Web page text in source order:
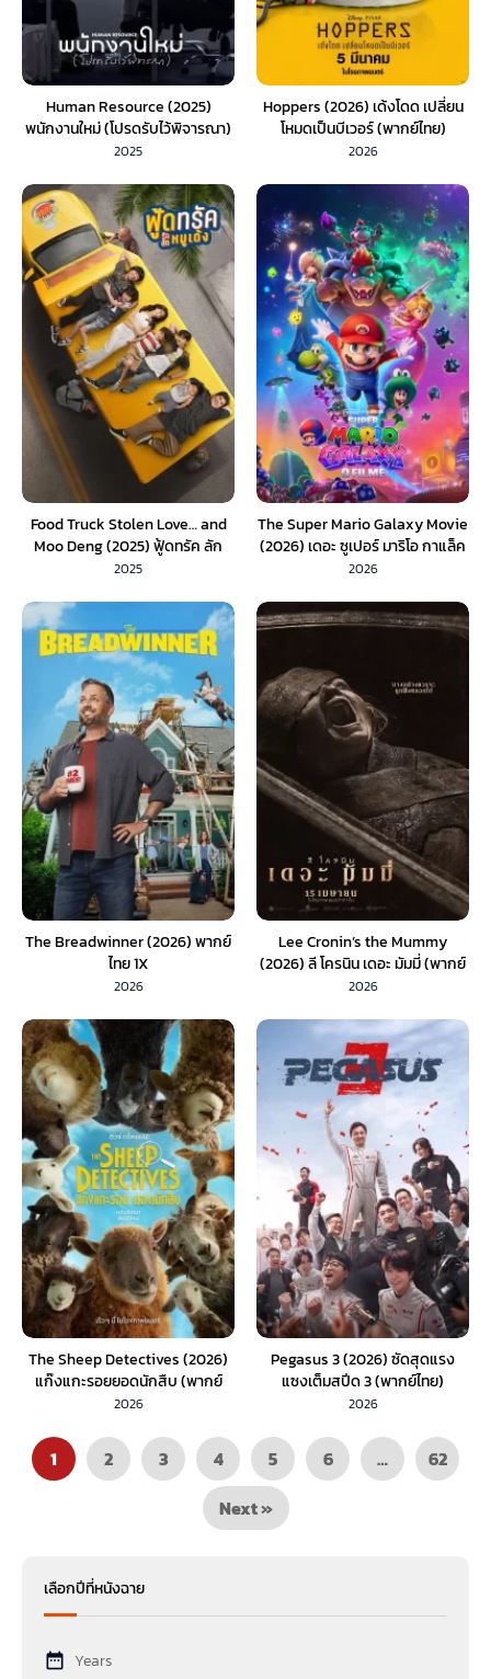
Human Resource (2025)
พนักงานใหม่ (โปรดรับไว้พิจารณา)
2025
Hoppers (2026) เด้งโดด เปลี่ยน
โหมดเป็นบีเวอร์ (พากย์ไทย)
2026
Food Truck Stolen Love… and
Moo Deng (2025) ฟู้ดทรัค ลัก
(รัก) หมูเด้ง
2025
The Super Mario Galaxy Movie
(2026) เดอะ ซูเปอร์ มาริโอ กาแล็ค
ซี่ มูฟวี่ (พากย์ไทย)
2026
The Breadwinner (2026) พากย์
ไทย 1X
2026
Lee Cronin’s the Mummy
(2026) ลี โครนิน เดอะ มัมมี่ (พากย์
ไทย)
2026
The Sheep Detectives (2026)
แก๊งแกะรอยยอดนักสืบ (พากย์
ไทย)
2026
Pegasus 3 (2026) ซัดสุดแรง
แซงเต็มสปีด 3 (พากย์ไทย)
2026
1 2 3 4 5 6 …
62
Next »
เลือกปีที่หนังฉาย
Years